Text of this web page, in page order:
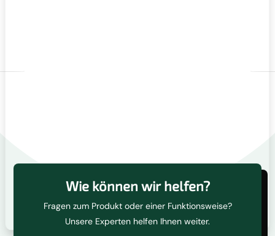
Wie können wir helfen?
Fragen zum Produkt oder einer Funktionsweise?
Unsere Experten helfen Ihnen weiter.